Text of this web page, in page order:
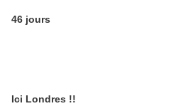
46 jours
Ici Londres !!